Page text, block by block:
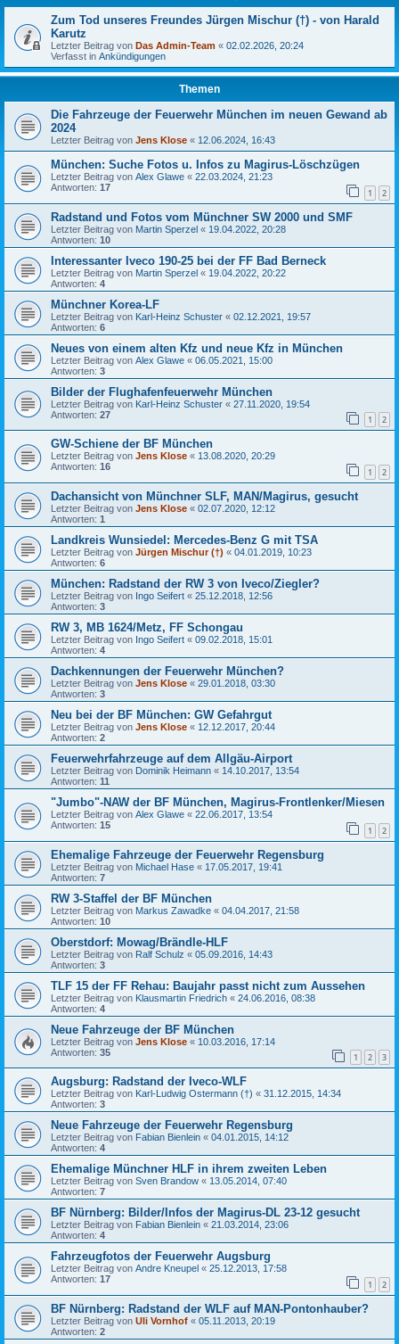
Zum Tod unseres Freundes Jürgen Mischur (†) - von Harald
Karutz
Letzter Beitrag von Das Admin-Team « 02.02.2026, 20:24
Verfasst in Ankündigungen
Themen
Die Fahrzeuge der Feuerwehr München im neuen Gewand ab
2024
Letzter Beitrag von Jens Klose « 12.06.2024, 16:43
München: Suche Fotos u. Infos zu Magirus-Löschzügen
Letzter Beitrag von Alex Glawe « 22.03.2024, 21:23
Antworten: 17 1 2
Radstand und Fotos vom Münchner SW 2000 und SMF
Letzter Beitrag von Martin Sperzel « 19.04.2022, 20:28
Antworten: 10
Interessanter Iveco 190-25 bei der FF Bad Berneck
Letzter Beitrag von Martin Sperzel « 19.04.2022, 20:22
Antworten: 4
Münchner Korea-LF
Letzter Beitrag von Karl-Heinz Schuster « 02.12.2021, 19:57
Antworten: 6
Neues von einem alten Kfz und neue Kfz in München
Letzter Beitrag von Alex Glawe « 06.05.2021, 15:00
Antworten: 3
Bilder der Flughafenfeuerwehr München
Letzter Beitrag von Karl-Heinz Schuster « 27.11.2020, 19:54
Antworten: 27 1 2
GW-Schiene der BF München
Letzter Beitrag von Jens Klose « 13.08.2020, 20:29
Antworten: 16 1 2
Dachansicht von Münchner SLF, MAN/Magirus, gesucht
Letzter Beitrag von Jens Klose « 02.07.2020, 12:12
Antworten: 1
Landkreis Wunsiedel: Mercedes-Benz G mit TSA
Letzter Beitrag von Jürgen Mischur (†) « 04.01.2019, 10:23
Antworten: 6
München: Radstand der RW 3 von Iveco/Ziegler?
Letzter Beitrag von Ingo Seifert « 25.12.2018, 12:56
Antworten: 3
RW 3, MB 1624/Metz, FF Schongau
Letzter Beitrag von Ingo Seifert « 09.02.2018, 15:01
Antworten: 4
Dachkennungen der Feuerwehr München?
Letzter Beitrag von Jens Klose « 29.01.2018, 03:30
Antworten: 3
Neu bei der BF München: GW Gefahrgut
Letzter Beitrag von Jens Klose « 12.12.2017, 20:44
Antworten: 2
Feuerwehrfahrzeuge auf dem Allgäu-Airport
Letzter Beitrag von Dominik Heimann « 14.10.2017, 13:54
Antworten: 11
"Jumbo"-NAW der BF München, Magirus-Frontlenker/Miesen
Letzter Beitrag von Alex Glawe « 22.06.2017, 13:54
Antworten: 15 1 2
Ehemalige Fahrzeuge der Feuerwehr Regensburg
Letzter Beitrag von Michael Hase « 17.05.2017, 19:41
Antworten: 7
RW 3-Staffel der BF München
Letzter Beitrag von Markus Zawadke « 04.04.2017, 21:58
Antworten: 10
Oberstdorf: Mowag/Brändle-HLF
Letzter Beitrag von Ralf Schulz « 05.09.2016, 14:43
Antworten: 3
TLF 15 der FF Rehau: Baujahr passt nicht zum Aussehen
Letzter Beitrag von Klausmartin Friedrich « 24.06.2016, 08:38
Antworten: 4
Neue Fahrzeuge der BF München
Letzter Beitrag von Jens Klose « 10.03.2016, 17:14
Antworten: 35 1 2 3
Augsburg: Radstand der Iveco-WLF
Letzter Beitrag von Karl-Ludwig Ostermann (†) « 31.12.2015, 14:34
Antworten: 3
Neue Fahrzeuge der Feuerwehr Regensburg
Letzter Beitrag von Fabian Bienlein « 04.01.2015, 14:12
Antworten: 4
Ehemalige Münchner HLF in ihrem zweiten Leben
Letzter Beitrag von Sven Brandow « 13.05.2014, 07:40
Antworten: 7
BF Nürnberg: Bilder/Infos der Magirus-DL 23-12 gesucht
Letzter Beitrag von Fabian Bienlein « 21.03.2014, 23:06
Antworten: 4
Fahrzeugfotos der Feuerwehr Augsburg
Letzter Beitrag von Andre Kneupel « 25.12.2013, 17:58
Antworten: 17 1 2
BF Nürnberg: Radstand der WLF auf MAN-Pontonhauber?
Letzter Beitrag von Uli Vornhof « 05.11.2013, 20:19
Antworten: 2